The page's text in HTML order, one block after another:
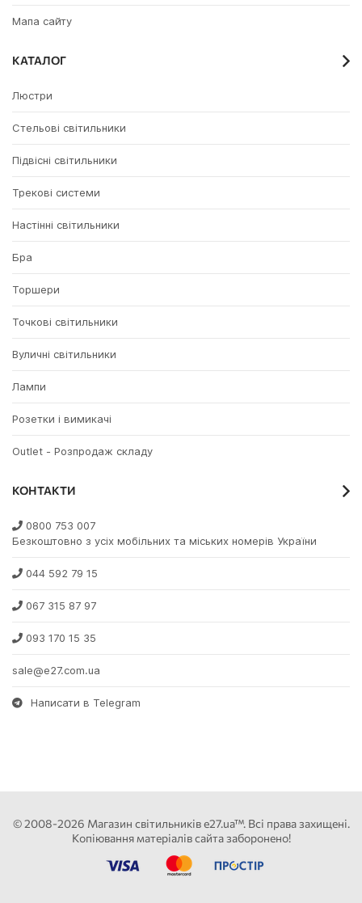
Мапа сайту
КАТАЛОГ
Люстри
Стельові світильники
Підвісні світильники
Трекові системи
Настінні світильники
Бра
Торшери
Точкові світильники
Вуличні світильники
Лампи
Розетки і вимикачі
Outlet - Розпродаж складу
КОНТАКТИ
0800 753 007
Безкоштовно з усіх мобільних та міських номерів України
044 592 79 15
067 315 87 97
093 170 15 35
sale@e27.com.ua
Написати в Telegram
© 2008-2026 Магазин світильників e27.ua™. Всі права захищені.
Копіювання матеріалів сайта заборонено!